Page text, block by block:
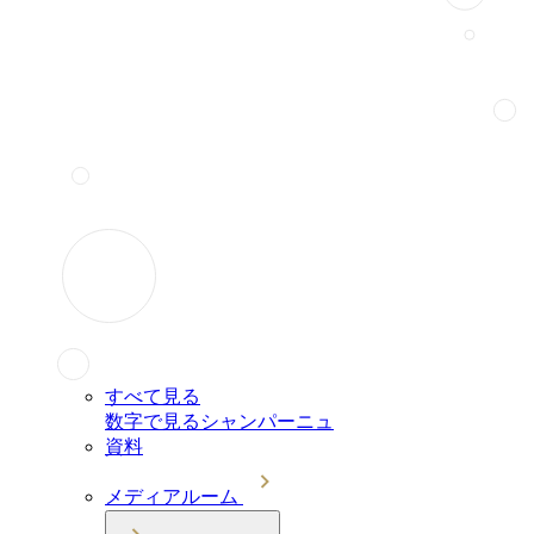
すべて見る
数字で見るシャンパーニュ
資料
メディアルーム